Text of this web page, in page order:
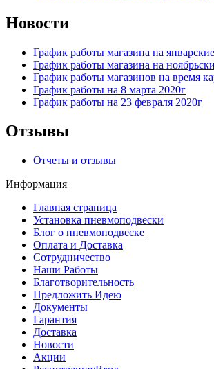
Новости
График работы магазина на
График работы магазина на
График работы магазинов на время
График работы на 8 марта 2020г
График работы на 23 февраля 2020г
Отзывы
Отчеты и отзывы
Информация
Главная страница
Установка пневмоподвески
Блог о пневмоподвеске
Оплата и Доставка
Сотрудничество
Наши Работы
Благотворительность
Предложить Идею
Документы
Гарантия
Доставка
Новости
Акции